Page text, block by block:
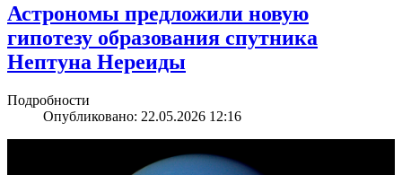
Астрономы предложили новую
гипотезу образования спутника
Нептуна Нереиды
Подробности
Опубликовано: 22.05.2026 12:16